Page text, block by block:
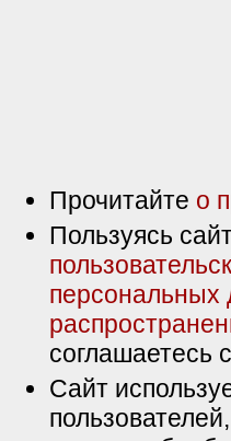
Прочитайте о
Пользуясь
персональных
соглашаетесь с
Сайт